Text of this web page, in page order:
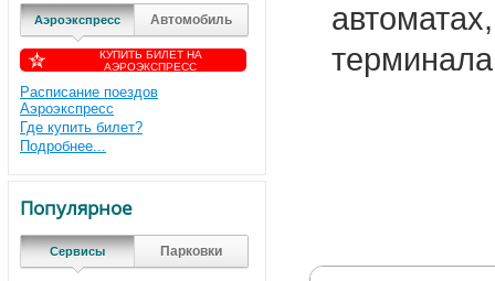
Аэроэкспресс Автомобиль
КУПИТЬ БИЛЕТ НА
АЭРОЭКСПРЕСС
Расписание поездов
Аэроэкспресс
Где купить билет?
Подробнее...
Популярное
Сервисы Парковки